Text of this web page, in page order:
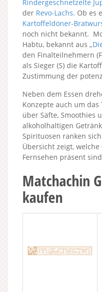
Rindergeschnetzelte
der Revo-Lachs. Ob es
Kartoffeldöner-
noch nicht bekannt.
Habtu, bekannt aus „
den Finalteilnehmern
als Sieger (S) die
Zustimmung der
Neben dem Essen
Konzepte auch um das
über Säfte, Smoothies
alkoholhaltigen
Spirituosen ranken
Übersicht zeigt, welche
Fernsehen präsent
Matchachin
kaufen